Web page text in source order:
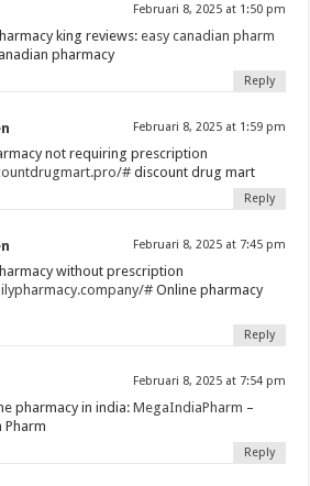
Februari 8, 2025 at 1:50 pm
king reviews:easy canadian pharm
pharmacy
Reply
Februari 8, 2025 at 1:59 pm
not requiring prescription
# discount drug mart
Reply
Februari 8, 2025 at 7:45 pm
without prescription
# Online pharmacy
Reply
Februari 8, 2025 at 7:54 pm
pharmacy in india:MegaIndiaPharm –
Pharm
Reply